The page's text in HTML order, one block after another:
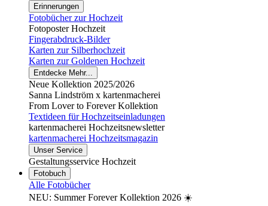
Erinnerungen
Fotobücher zur Hochzeit
Fotoposter Hochzeit
Fingerabdruck-Bilder
Karten zur Silberhochzeit
Karten zur Goldenen Hochzeit
Entdecke Mehr...
Neue Kollektion 2025/2026
Sanna Lindström x kartenmacherei
From Lover to Forever Kollektion
Textideen für Hochzeitseinladungen
kartenmacherei Hochzeitsnewsletter
kartenmacherei Hochzeitsmagazin
Unser Service
Gestaltungsservice Hochzeit
Fotobuch
Alle Fotobücher
NEU: Summer Forever Kollektion 2026 ☀️